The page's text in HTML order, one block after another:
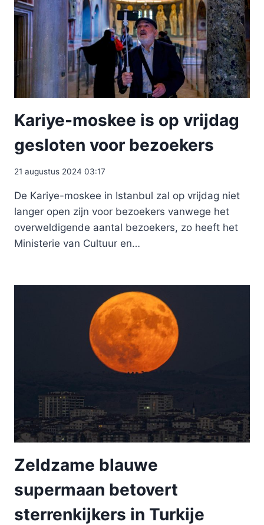
Kariye-moskee is op vrijdag
gesloten voor bezoekers
21 augustus 2024 03:17
De Kariye-moskee in Istanbul zal op vrijdag niet
langer open zijn voor bezoekers vanwege het
overweldigende aantal bezoekers, zo heeft het
Ministerie van Cultuur en…
Zeldzame blauwe
supermaan betovert
sterrenkijkers in Turkije